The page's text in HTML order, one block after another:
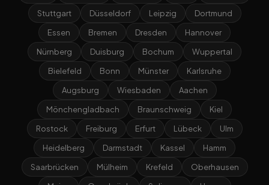
Stuttgart
Düsseldorf Leipzig
Dortmund
Essen
Bremen Dresden
Hannover
Nürnberg
Duisburg Bochum
Wuppertal
Bielefeld
Bonn Münster
Karlsruhe
Augsburg
Wiesbaden
Aachen
Mönchengladbach
Braunschweig
Kiel
Rostock
Freiburg Erfurt Lübeck
Ulm
Heidelberg
Darmstadt Kassel
Hamm
Saarbrücken
Mülheim Krefeld
Oberhausen